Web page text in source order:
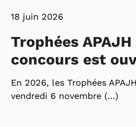
18 juin 2026
Trophées
concours est
En 2026, les Trophées
vendredi 6 novembre (…)